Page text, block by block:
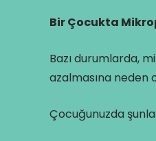
Bir Çocukta
Bazı durumlarda,
azalmasına neden
Çocuğunuzda